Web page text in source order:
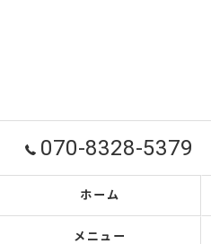
070-8328-5379
ホーム
メニュー